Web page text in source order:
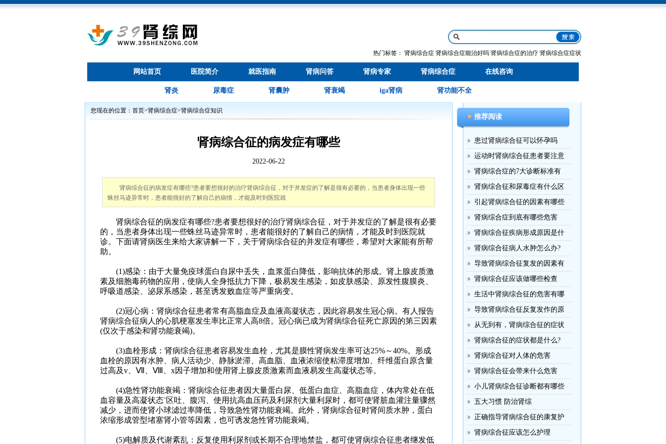
热门标签： 肾病综合症 肾病综合症能治好吗 肾病综合症的治疗 肾病综合症症状
网站首页 医院简介 就医指南 肾病问答 肾病专家 肾病综合症 在线咨询
肾炎 尿毒症 肾囊肿 肾衰竭 iga肾病 肾功能不全
您现在的位置： 首页>肾病综合症>肾病综合症知识
肾病综合征的病发症有哪些
2022-06-22
肾病综合征的病发症有哪些?患者要想很好的治疗肾病综合征，对于并发症的了解是很有必要的，当患者身体出现一些
蛛丝马迹异常时，患者能很好的了解自己的病情，才能及时到医院就
肾病综合征的病发症有哪些?患者要想很好的治疗肾病综合征，对于并发症的了解是很有必要
的，当患者身体出现一些蛛丝马迹异常时，患者能很好的了解自己的病情，才能及时到医院就
诊。下面请肾病医生来给大家讲解一下，关于肾病综合征的并发症有哪些，希望对大家能有所帮
助。
(1)感染：由于大量免疫球蛋白自尿中丢失，血浆蛋白降低，影响抗体的形成。肾上腺皮质激
素及细胞毒药物的应用，使病人全身抵抗力下降，极易发生感染，如皮肤感染、原发性腹膜炎、
呼吸道感染、泌尿系感染，甚至诱发败血症等严重病变。
(2)冠心病：肾病综合征患者常有高脂血症及血液高凝状态，因此容易发生冠心病。有人报告
肾病综合征病人的心肌梗塞发生率比正常人高8倍。冠心病已成为肾病综合征死亡原因的第三因素
(仅次于感染和肾功能衰竭)。
(3)血栓形成：肾病综合征患者容易发生血栓，尤其是膜性肾病发生率可达25%～40%。形成
血栓的原因有水肿、病人活动少、静脉淤滞、高血脂、血液浓缩使粘滞度增加、纤维蛋白原含量
过高及v、Ⅶ、Ⅷ、x因子增加和使用肾上腺皮质激素而血液易发生高凝状态等。
(4)急性肾功能衰竭：肾病综合征患者因大量蛋白尿、低蛋白血症、高脂血症，体内常处在低
血容量及高凝状态¨区吐、腹泻、使用抗高血压药及利尿剂大量利尿时，都可使肾脏血灌注量骤然
减少，进而使肾小球滤过率降低，导致急性肾功能衰竭。此外，肾病综合征时肾间质水肿，蛋白
浓缩形成管型堵塞肾小管等因素，也可诱发急性肾功能衰竭。
(5)电解质及代谢紊乱：反复使用利尿剂或长期不合理地禁盐，都可使肾病综合征患者继发低
推荐阅读
患过肾病综合征可以怀孕吗
运动时肾病综合征患者要注意
肾病综合症的7大诊断标准有
肾病综合征和尿毒症有什么区
引起肾病综合征的因素有哪些
肾病综合症到底有哪些危害
肾病综合征疾病形成原因是什
肾病综合征病人水肿怎么办?
导致肾病综合征复发的因素有
肾病综合征应该做哪些检查
生活中肾病综合征的危害有哪
导致肾病综合征反复发作的原
从无到有，肾病综合征的症状
肾病综合征的症状都是什么?
肾病综合征对人体的危害
肾病综合征会带来什么危害
小儿肾病综合征诊断都有哪些
五大习惯 防治肾综
正确指导肾病综合征的康复护
肾病综合征应该怎么护理